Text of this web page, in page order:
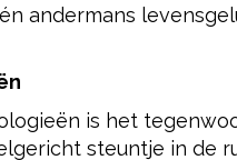
andermans
is het
steuntje in de